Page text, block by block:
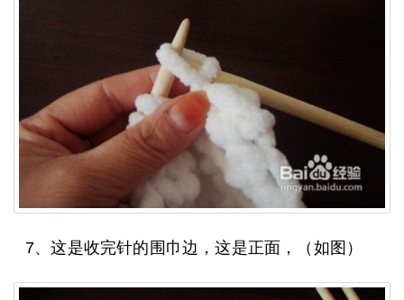
7、这是收完针的围巾边，这是正面，（如图）